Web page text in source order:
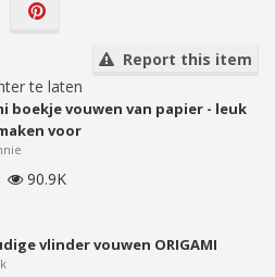
Report this item
te laten
boekje vouwen van papier - leuk
voor
90.9K
vlinder vouwen ORIGAMI